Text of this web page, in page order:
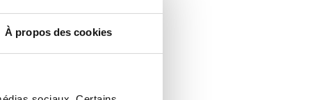
À propos des cookies